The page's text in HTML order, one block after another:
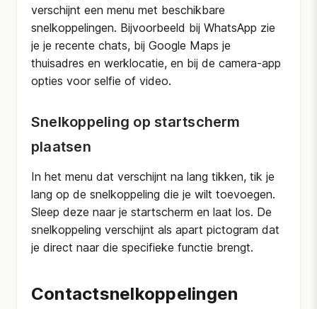
verschijnt een menu met beschikbare
snelkoppelingen. Bijvoorbeeld bij WhatsApp zie
je je recente chats, bij Google Maps je
thuisadres en werklocatie, en bij de camera-app
opties voor selfie of video.
Snelkoppeling op startscherm
plaatsen
In het menu dat verschijnt na lang tikken, tik je
lang op de snelkoppeling die je wilt toevoegen.
Sleep deze naar je startscherm en laat los. De
snelkoppeling verschijnt als apart pictogram dat
je direct naar die specifieke functie brengt.
Contactsnelkoppelingen